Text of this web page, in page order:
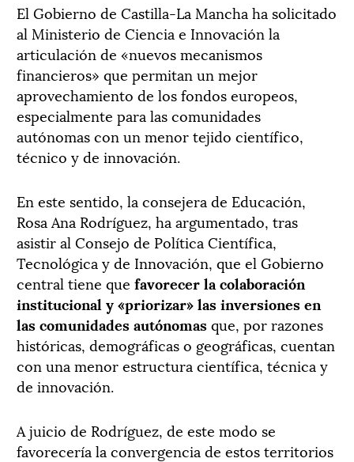
El Gobierno de Castilla-La Mancha ha solicitado
al Ministerio de Ciencia e Innovación la
articulación de «nuevos mecanismos
financieros» que permitan un mejor
aprovechamiento de los fondos europeos,
especialmente para las comunidades
autónomas con un menor tejido científico,
técnico y de innovación.
En este sentido, la consejera de Educación,
Rosa Ana Rodríguez, ha argumentado, tras
asistir al Consejo de Política Científica,
Tecnológica y de Innovación, que el Gobierno
central tiene que favorecer la colaboración
institucional y «priorizar» las inversiones en
las comunidades autónomasque, por razones
históricas, demográficas o geográficas, cuentan
con una menor estructura científica, técnica y
de innovación.
A juicio de Rodríguez, de este modo se
favorecería la convergencia de estos territorios